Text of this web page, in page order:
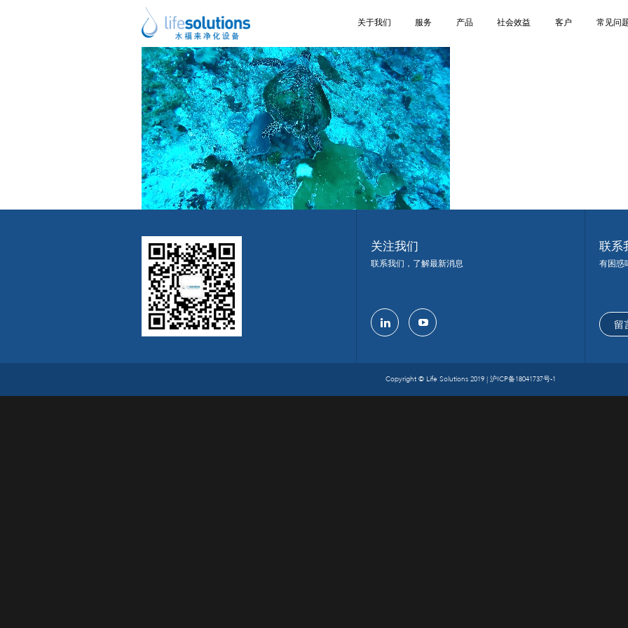
关于我们 服务 产品 社会效益 客户 常见问
4
关注我们
联系我们，了解最新消息
联系
有困惑
留
Copyright © Life Solutions 2019 | 沪ICP备18041737号-1